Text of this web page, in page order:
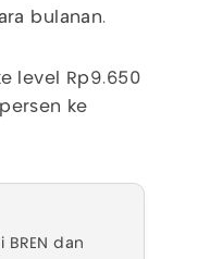
bulanan.
level Rp9.650
ke
dan